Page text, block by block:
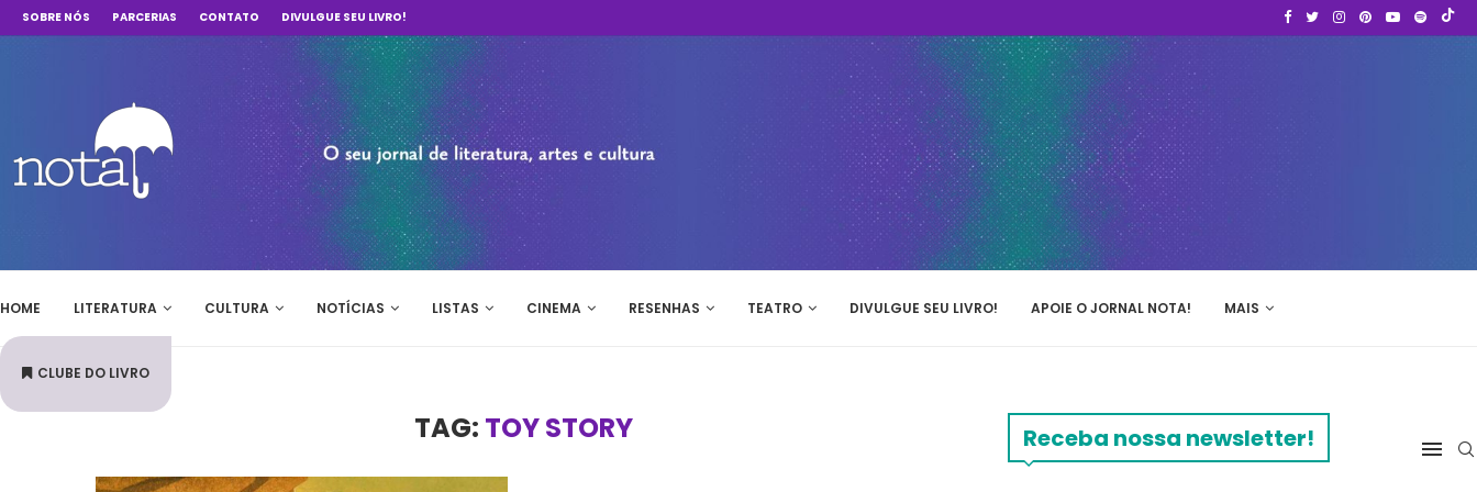
SOBRE NÓS PARCERIAS CONTATO DIVULGUE SEU LIVRO!
HOME LITERATURA CULTURA NOTÍCIAS LISTAS CINEMA RESENHAS TEATRO DIVULGUE SEU LIVRO! APOIE O JORNAL NOTA! MAIS
CLUBE DO LIVRO
TAG: TOY STORY Receba nossa newsletter!